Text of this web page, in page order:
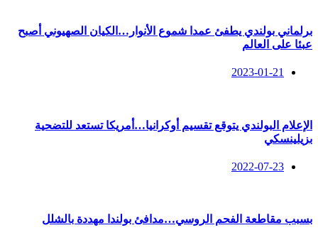
برلماني بولندي يطفئ عمدا شموع الأنوار…الكيان الصهيوني أصبح
عبئا على العالم
2023-01-21
الإعلام البولندي يتوقع تقسيم أوكرانيا…أمريكا تستعد للتضحية
بزيلينسكي
2022-07-23
بسبب مقاطعة الفحم الروسي…مدافئ بولندا مهددة بالشلل